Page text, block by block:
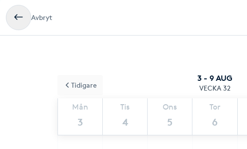
Avbryt
3 - 9 AUG
VECKA 32
Mån
3
Tis
4
Ons
5
Tor
6
Tidigare